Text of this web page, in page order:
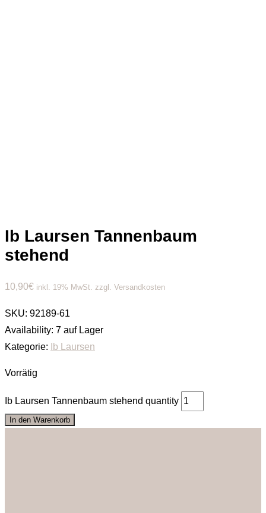
Ib Laursen Tannenbaum
stehend
10,90€ inkl. 19% MwSt. zzgl. Versandkosten
SKU: 92189-61
Availability: 7 auf Lager
Kategorie:
Ib Laursen
Vorrätig
Ib Laursen Tannenbaum stehend quantity
In den Warenkorb